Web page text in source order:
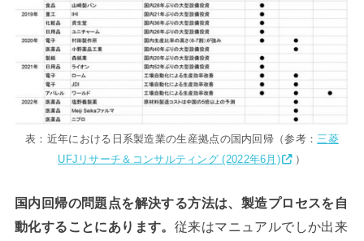
表：近年における日系製造業の生産拠点の国内回帰（参考：三菱
UFJリサーチ＆コンサルティング (2022年6月)
）
国内回帰の問題点を解決する方法は、製造プロセスを自
動化することにあります。 従来はマニュアルでしか出来